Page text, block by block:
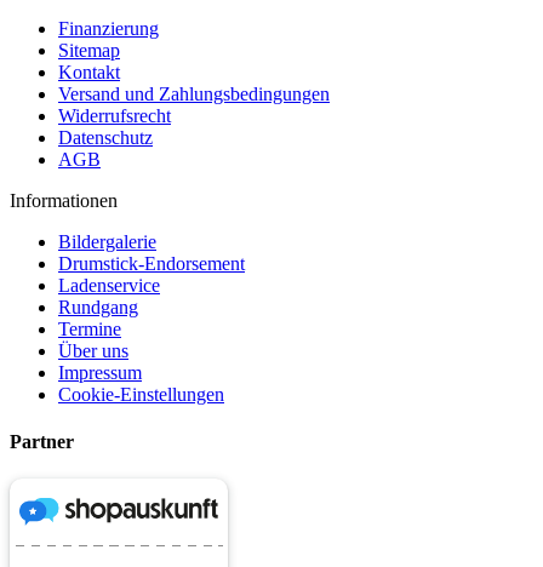
Finanzierung
Sitemap
Kontakt
Versand und Zahlungsbedingungen
Widerrufsrecht
Datenschutz
AGB
Informationen
Bildergalerie
Drumstick-Endorsement
Ladenservice
Rundgang
Termine
Über uns
Impressum
Cookie-Einstellungen
Partner